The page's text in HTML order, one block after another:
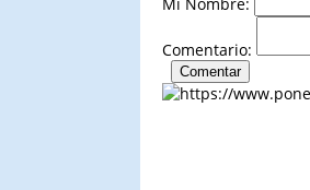
Comentario: